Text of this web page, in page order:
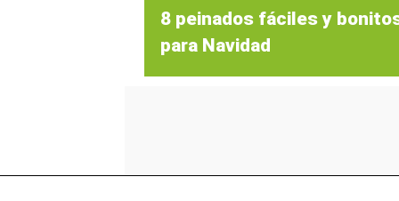
8 peinados fáciles y
para Navidad